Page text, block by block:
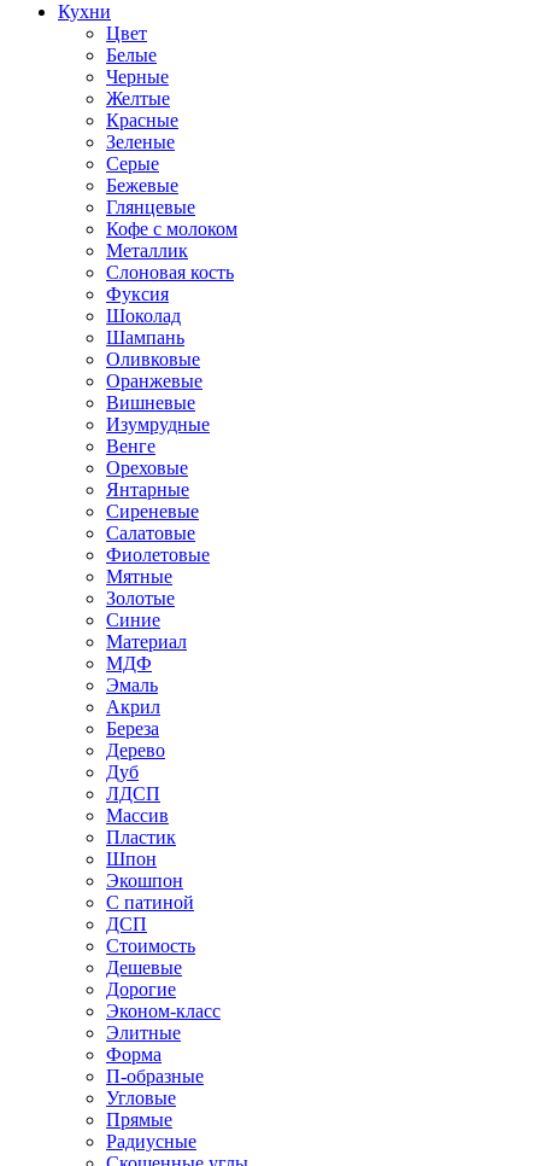
Кухни
Цвет
Белые
Черные
Желтые
Красные
Зеленые
Серые
Бежевые
Глянцевые
Кофе с молоком
Металлик
Слоновая кость
Фуксия
Шоколад
Шампань
Оливковые
Оранжевые
Вишневые
Изумрудные
Венге
Ореховые
Янтарные
Сиреневые
Салатовые
Фиолетовые
Мятные
Золотые
Синие
Материал
МДФ
Эмаль
Акрил
Береза
Дерево
Дуб
ЛДСП
Массив
Пластик
Шпон
Экошпон
С патиной
ДСП
Стоимость
Дешевые
Дорогие
Эконом-класс
Элитные
Форма
П-образные
Угловые
Прямые
Радиусные